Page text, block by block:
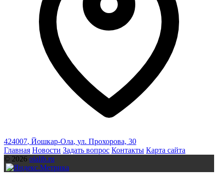
424007, Йошкар-Ола, ул. Прохорова, 30
Главная Новости Задать вопрос Контакты Карта сайта
© 2026 olalib.ru